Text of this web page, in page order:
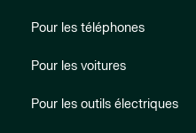
Pour les téléphones
Pour les voitures
Pour les outils électriques